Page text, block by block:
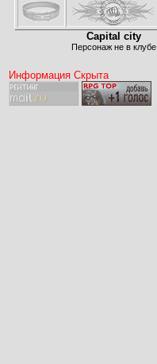
Capital city
Персонаж не в клубе
Информация Скрыта